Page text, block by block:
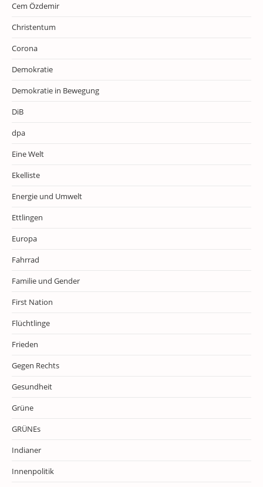
Cem Özdemir
Christentum
Corona
Demokratie
Demokratie in Bewegung
DiB
dpa
Eine Welt
Ekelliste
Energie und Umwelt
Ettlingen
Europa
Fahrrad
Familie und Gender
First Nation
Flüchtlinge
Frieden
Gegen Rechts
Gesundheit
Grüne
GRÜNEs
Indianer
Innenpolitik